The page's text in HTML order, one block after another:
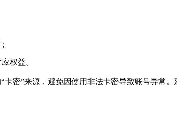
权益。
密”来源，避免因使用非法卡密导致账号异常